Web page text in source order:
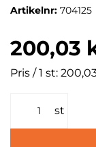
Artikelnr: 704125
200,03
Pris / 1 st:
st